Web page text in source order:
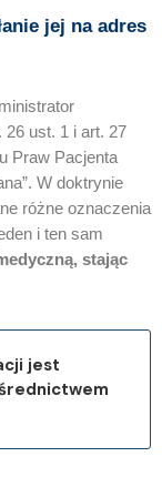
jej na adres
26 ust. 1 i art. 27
Praw Pacjenta
W doktrynie
różne oznaczenia
i ten sam
stając
jest